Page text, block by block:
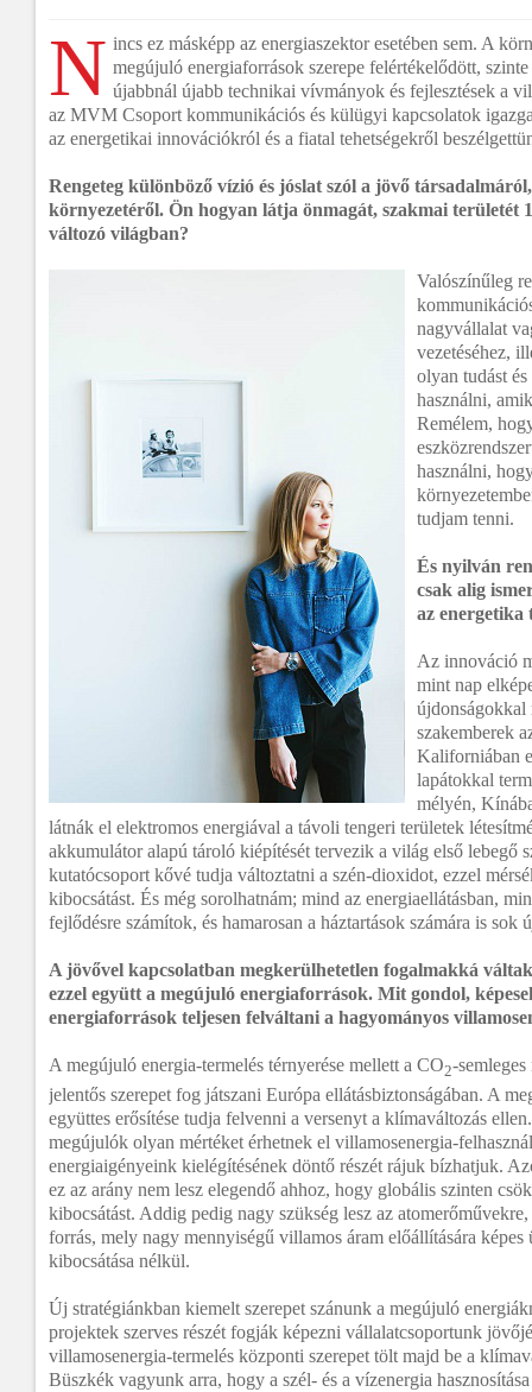
N incs ez másképp az energiaszektor esetében sem. A
megújuló energiaforrások szerepe felértékelődött,
újabbnál újabb technikai vívmányok és fejlesztések a
az MVM Csoport kommunikációs és külügyi kapcsolatok
az energetikai innovációkról és a fiatal tehetségekről
Rengeteg különböző vízió és jóslat szól a jövő
környezetéről. Ön hogyan látja önmagát, szakmai területét
változó világban?
Valószínűleg
nagyvállalat
vezetéséhez,
olyan tudást
használni,
Remélem,
használni,
tudjam tenni.
És nyilván
csak alig
az
Az innováció
mint nap
újdonságokkal
szakemberek
Kaliforniában
lapátokkal
mélyén,
látnák el elektromos energiával a távoli tengeri területek
akkumulátor alapú tároló kiépítését tervezik a világ első lebegő
kutatócsoport kővé tudja változtatni a szén-dioxidot, ezzel
kibocsátást. És még sorolhatnám; mind az energiaellátásban,
fejlődésre számítok, és hamarosan a háztartások számára is sok
A jövővel kapcsolatban megkerülhetetlen fogalmakká
ezzel együtt a megújuló energiaforrások. Mit gondol,
energiaforrások teljesen felváltani a hagyományos
A megújuló energia-termelés térnyerése mellett a CO2-
jelentős szerepet fog játszani Európa ellátásbiztonságában. A
együttes erősítése tudja felvenni a versenyt a klímaváltozás
megújulók olyan mértéket érhetnek el villamosenergia-
energiaigényeink kielégítésének döntő részét rájuk bízhatjuk.
ez az arány nem lesz elegendő ahhoz, hogy globális szinten
kibocsátást. Addig pedig nagy szükség lesz az
forrás, mely nagy mennyiségű villamos áram előállítására képes
kibocsátása nélkül.
Új stratégiánkban kiemelt szerepet szánunk a megújuló
projektek szerves részét fogják képezni vállalatcsoportunk
villamosenergia-termelés központi szerepet tölt majd be a
Büszkék vagyunk arra, hogy a szél- és a vízenergia